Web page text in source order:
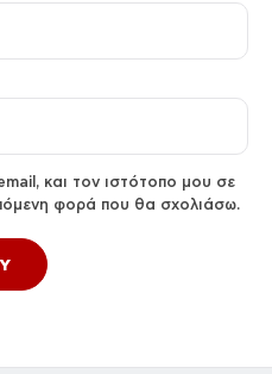
και τον ιστότοπο μου σε
φορά που θα σχολιάσω.